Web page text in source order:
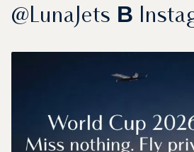
@LunaJets В